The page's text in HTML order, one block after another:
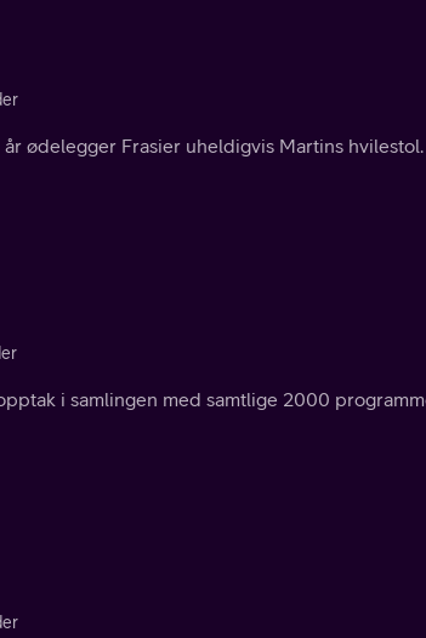
ødelegger Frasier uheldigvis Martins hvilestol.
i samlingen med samtlige 2000